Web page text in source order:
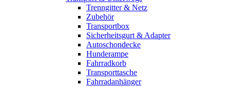
Trenngitter & Netz
Zubehör
Transportbox
Sicherheitsgurt & Adapter
Autoschondecke
Hunderampe
Fahrradkorb
Transporttasche
Fahrradanhänger